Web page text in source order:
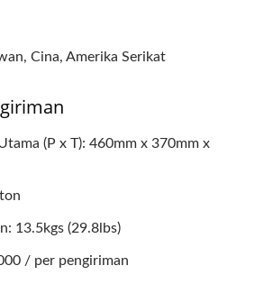
Cina, Amerika Serikat
(P x T): 460mm x 370mm x
13.5kgs (29.8lbs)
/ per pengiriman